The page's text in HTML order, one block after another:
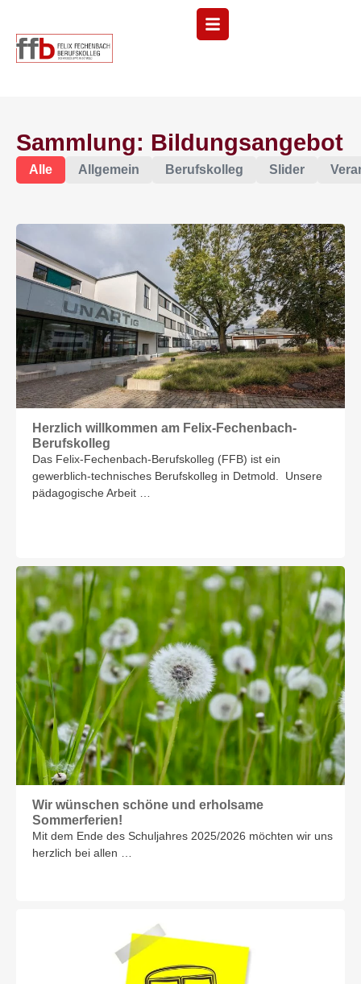
Menü
Sammlung: Bildungsangebot
Allgemein Berufskolleg Slider
Alle
Herzlich willkommen am Felix-Fechenbach-
Berufskolleg
Das Felix-Fechenbach-Berufskolleg (FFB) ist ein
gewerblich-technisches Berufskolleg in Detmold. Unsere
pädagogische Arbeit …
Wir wünschen schöne und erholsame
Sommerferien!
Mit dem Ende des Schuljahres 2025/2026 möchten wir uns
herzlich bei allen …